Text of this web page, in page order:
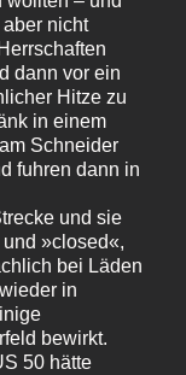
nicht
dann vor ein
Hitze zu
in einem
Schneider
fuhren dann in
und sie
»closed«,
bei Läden
in
bewirkt.
50 hätte